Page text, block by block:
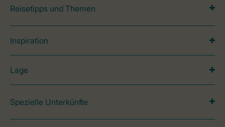
Reisetipps und Themen
Inspiration
Lage
Spezielle Unterkünfte